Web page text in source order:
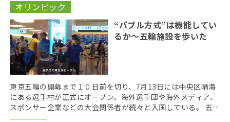
オリンピック
“バブル方式”は機能してい
るか〜五輪施設を歩いた
東京五輪の開幕まで１０日前を切り、7月13日には中央区晴海
にある選手村が正式にオープン。海外選手団や海外メディア、
スポンサー企業などの大会関係者が続々と入国している。 五輪
関係者が、一般人との接触を避ける行動制限”バブル […]